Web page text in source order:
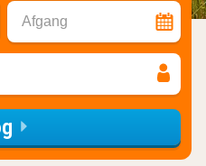
Afgang